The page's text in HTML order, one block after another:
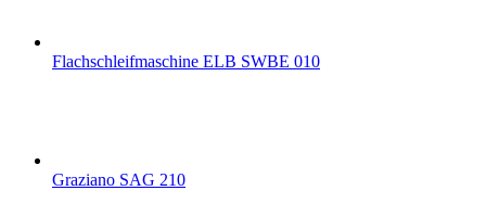
Flachschleifmaschine ELB SWBE 010
Graziano SAG 210